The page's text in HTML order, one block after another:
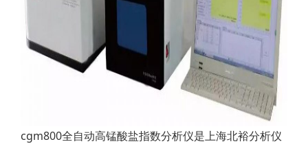
cgm800全自动高锰酸盐指数分析仪是上海北裕分析仪